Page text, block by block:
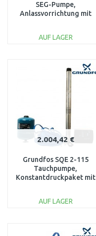
SEG-Pumpe,
Anlassvorrichtung mit
AUF LAGER
Vergleichen
2.004,42 €
Grundfos SQE 2-115
Tauchpumpe,
Konstantdruckpaket mit
AUF LAGER